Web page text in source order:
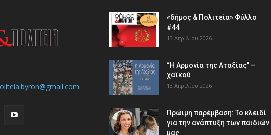
«δήμος & Πολιτεία» Φύλλο
#44
13 Απριλίου 2026
“Η Αρμονία της Αταξίας” –
χαϊκού
13 Απριλίου 2026
Πρώιμη παρέμβαση: Το κλειδί
για την ανάπτυξη των παιδιών
µας